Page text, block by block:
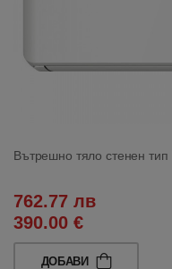
Вътрешно тяло стенен
762.77 лв
390.00 €
ДОБАВИ